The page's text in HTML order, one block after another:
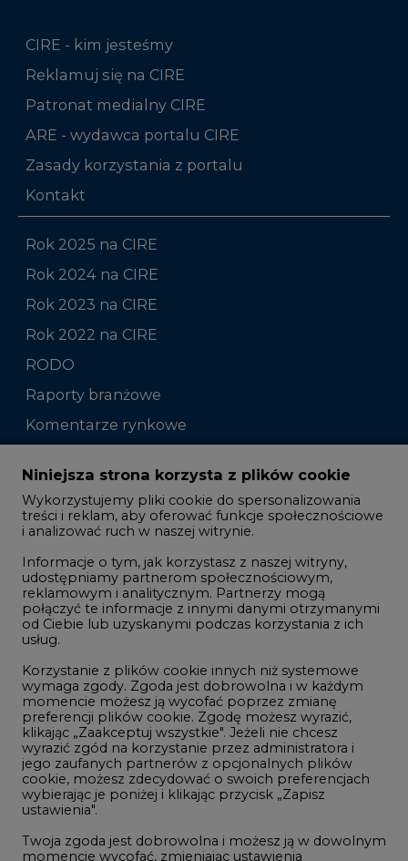
CIRE - kim jesteśmy
Reklamuj się na CIRE
Patronat medialny CIRE
ARE - wydawca portalu CIRE
Zasady korzystania z portalu
Kontakt
Rok 2025 na CIRE
Rok 2024 na CIRE
Rok 2023 na CIRE
Rok 2022 na CIRE
RODO
Raporty branżowe
Komentarze rynkowe
Zmiany kadrowe na rynku
Studio CIRE
Rozmowy o energetyce
Gospodarka
Geopolityka
LTE450
Innowacje i AI
Telekomunikacja i IT
Handel emisjami CO2
Wodór
Górnictwo
Niniejsza strona korzysta z plików cookie
Wykorzystujemy pliki cookie do spersonalizowania
treści i reklam, aby oferować funkcje społecznościowe
i analizować ruch w naszej witrynie.
Informacje o tym, jak korzystasz z naszej witryny,
udostępniamy partnerom społecznościowym,
reklamowym i analitycznym. Partnerzy mogą
połączyć te informacje z innymi danymi otrzymanymi
od Ciebie lub uzyskanymi podczas korzystania z ich
usług.
Korzystanie z plików cookie innych niż systemowe
wymaga zgody. Zgoda jest dobrowolna i w każdym
momencie możesz ją wycofać poprzez zmianę
preferencji plików cookie. Zgodę możesz wyrazić,
klikając „Zaakceptuj wszystkie". Jeżeli nie chcesz
wyrazić zgód na korzystanie przez administratora i
jego zaufanych partnerów z opcjonalnych plików
cookie, możesz zdecydować o swoich preferencjach
wybierając je poniżej i klikając przycisk „Zapisz
ustawienia".
Twoja zgoda jest dobrowolna i możesz ją w dowolnym
momencie wycofać, zmieniając ustawienia